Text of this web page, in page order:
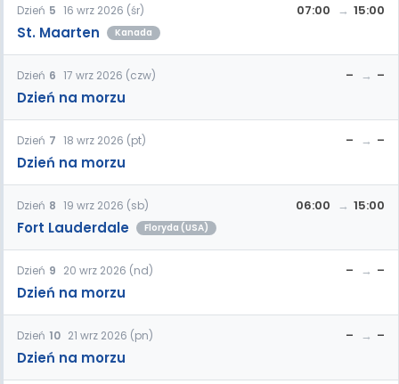
Dzień 5 16 wrz 2026 (śr)
St. Maarten Kanada
07:00 15:00
Dzień 6 17 wrz 2026 (czw)
Dzień na morzu
– –
Dzień 7 18 wrz 2026 (pt)
Dzień na morzu
– –
Dzień 8 19 wrz 2026 (sb)
Fort Lauderdale Floryda (USA)
06:00 15:00
Dzień 9 20 wrz 2026 (nd)
Dzień na morzu
– –
Dzień 10 21 wrz 2026 (pn)
Dzień na morzu
– –